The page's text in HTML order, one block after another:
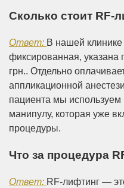
Сколько стоит RF-
Ответ: В нашей
фиксированная, указана
грн.. Отдельно
аппликационной
пациента мы
манипулу, которая уже
процедуры.
Что за процедура
Ответ: RF-лифтинг —